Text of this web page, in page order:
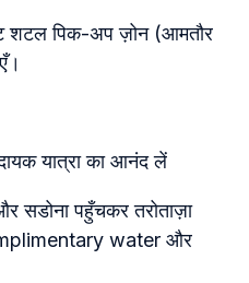
शटल पिक‑अप ज़ोन (आमतौर
यात्रा का आनंद लें
सडोना पहुँचकर तरोताज़ा
water और